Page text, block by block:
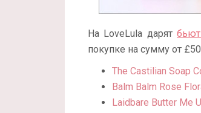
На LoveLula дарят
покупке на сумму от
The Castilian Soap
Balm Balm Rose
Laidbare Butter Me